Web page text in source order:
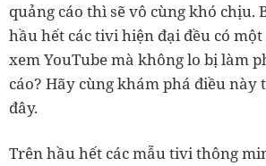
quảng cáo thì sẽ vô cùng khó chịu.
hầu hết các tivi hiện đại đều có
xem YouTube mà không lo bị làm
cáo? Hãy cùng khám phá điều
đây.
Trên hầu hết các mẫu tivi thông